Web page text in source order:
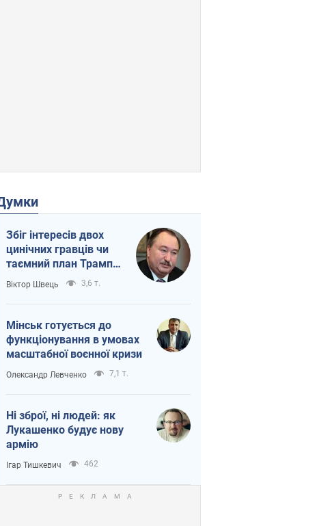
Думки
Збіг інтересів двох
цинічних гравців чи
таємний план Трампа
і Путіна?
Віктор Швець 3,6 т.
Мінськ готується до
функціонування в умовах
масштабної воєнної кризи
Олександр Левченко 7,1 т.
Ні зброї, ні людей: як
Лукашенко будує нову
армію
Ігар Тишкевич 462